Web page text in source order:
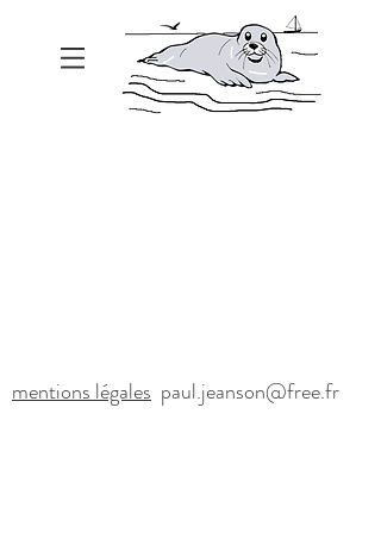
mentions légales paul.jeanson@free.fr